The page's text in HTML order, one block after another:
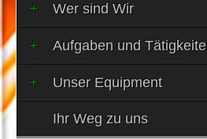
Wer sind Wir
Aufgaben und
Unser Equipment
Ihr Weg zu uns